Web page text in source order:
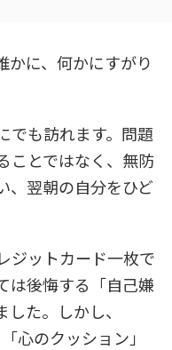
かに、何かにすがり
でも訪れます。問題
ことではなく、無防
、翌朝の自分をひど
ジットカード一枚で
は後悔する「自己嫌
た。しかし、
心のクッション」